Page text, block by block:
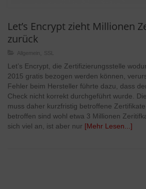
Let’s Encrypt zieht Millionen
zurück
Allgemein , SSL
Let’s Encrypt, die Zertifizierungsstelle
2015 gratis bezogen werden können,
Fehler beim Hersteller führte dazu, dass
Check nicht korrekt durchgeführt wurde.
muss daher kurzfristig betroffene
betroffen sind wohl etwa 3 Millionen
sich viel an, ist aber nur [Mehr Lesen...]